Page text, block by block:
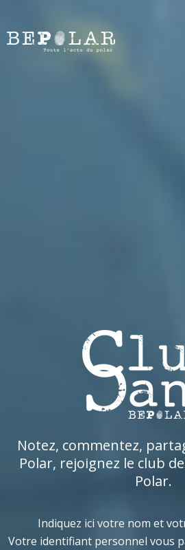
Notez, commentez,
Polar, rejoignez le club
Polar.
Indiquez ici votre nom et
Votre identifiant personnel vous